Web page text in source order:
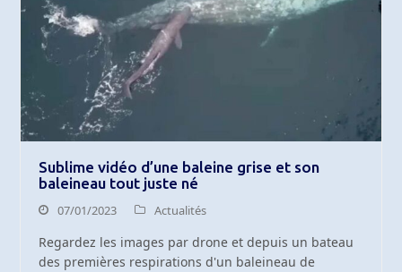
Sublime vidéo d’une baleine grise et son
baleineau tout juste né
07/01/2023 Actualités
Regardez les images par drone et depuis un bateau
des premières respirations d'un baleineau de